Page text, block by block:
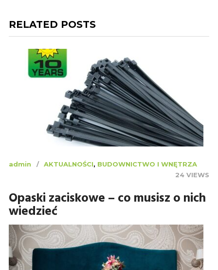
RELATED POSTS
admin AKTUALNOŚCI, BUDOWNICTWO I WNĘTRZA
24 VIEWS
Opaski zaciskowe – co musisz o nich
wiedzieć